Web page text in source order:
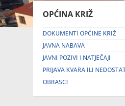
OPĆINA KRIŽ
DOKUMENTI OPĆINE KRIŽ
JAVNA NABAVA
JAVNI POZIVI I NATJEČAJI
PRIJAVA KVARA ILI
OBRASCI